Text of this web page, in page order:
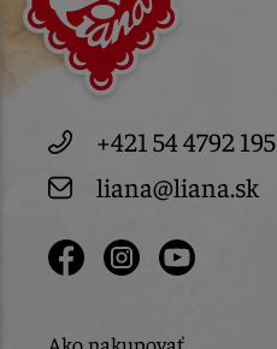
+421 54 4792 195
liana@liana.sk